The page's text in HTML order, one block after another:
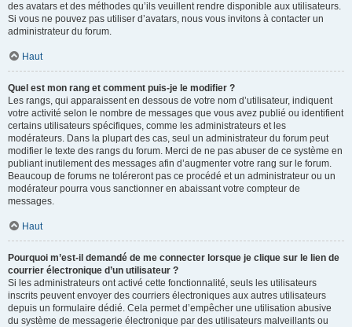
des avatars et des méthodes qu’ils veuillent rendre disponible aux utilisateurs.
Si vous ne pouvez pas utiliser d’avatars, nous vous invitons à contacter un
administrateur du forum.
Haut
Quel est mon rang et comment puis-je le modifier ?
Les rangs, qui apparaissent en dessous de votre nom d’utilisateur, indiquent
votre activité selon le nombre de messages que vous avez publié ou identifient
certains utilisateurs spécifiques, comme les administrateurs et les
modérateurs. Dans la plupart des cas, seul un administrateur du forum peut
modifier le texte des rangs du forum. Merci de ne pas abuser de ce système en
publiant inutilement des messages afin d’augmenter votre rang sur le forum.
Beaucoup de forums ne toléreront pas ce procédé et un administrateur ou un
modérateur pourra vous sanctionner en abaissant votre compteur de
messages.
Haut
Pourquoi m’est-il demandé de me connecter lorsque je clique sur le lien de
courrier électronique d’un utilisateur ?
Si les administrateurs ont activé cette fonctionnalité, seuls les utilisateurs
inscrits peuvent envoyer des courriers électroniques aux autres utilisateurs
depuis un formulaire dédié. Cela permet d’empêcher une utilisation abusive
du système de messagerie électronique par des utilisateurs malveillants ou